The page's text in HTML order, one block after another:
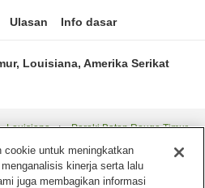
Ulasan Info dasar
Louisiana, Amerika Serikat
Louisiana Paroki Baton Rouge Timur
(formerly Aspen Suites Baton Rouge)
cookie untuk meningkatkan
kinerja serta lalu
juga membagikan informasi